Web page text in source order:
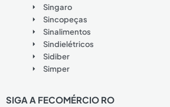
Singaro
Sincopeças
Sinalimentos
Sindielétricos
Sidiber
Simper
SIGA A FECOMÉRCIO RO